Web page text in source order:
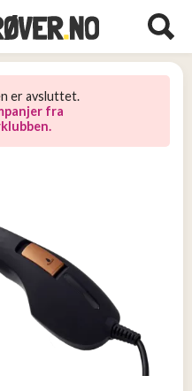
er avsluttet.
fra